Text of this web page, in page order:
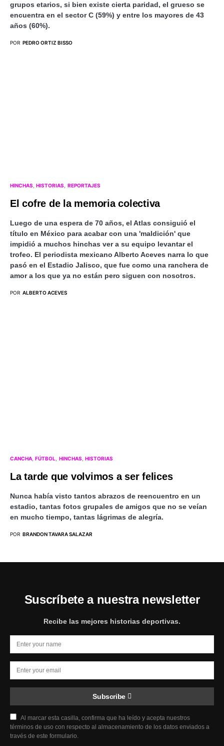
grupos etarios, si bien existe cierta paridad, el grueso se
encuentra en el sector C (59%) y entre los mayores de 43
años (60%).
POR PEDRO ORTIZ BISSO
HINCHAS HISTORIAS REPORTAJES
El cofre de la memoria colectiva
Luego de una espera de 70 años, el Atlas consiguió el
título en México para acabar con una 'maldición' que
impidió a muchos hinchas ver a su equipo levantar el
trofeo. El periodista mexicano Alberto Aceves narra lo que
pasó en el Estadio Jalisco, que fue como una ranchera de
amor a los que ya no están pero siguen con nosotros.
POR ALBERTO ACEVES
CANCHA FÚTBOL HINCHAS HISTORIAS
La tarde que volvimos a ser felices
Nunca había visto tantos abrazos de reencuentro en un
estadio, tantas fotos grupales de amigos que no se veían
en mucho tiempo, tantas lágrimas de alegría.
POR BRANDON TAVARA SALAZAR
Suscríbete a nuestra newsletter
Recibe las mejores historias deportivas.
Subscribe
Al marcar esta casilla, confirma que ha leído y acepta nuestros
términos de uso con respecto al almacenamiento de los datos enviados a
través de este formulario.